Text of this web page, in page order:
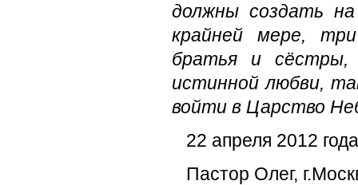
должны создать
крайней мере,
братья и
истинной любви,
войти в Царство
22 апреля 2012 года
Пастор Олег,